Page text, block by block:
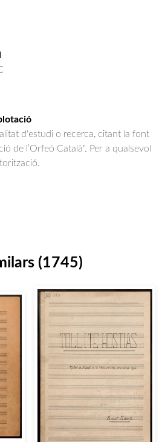
d'estudi o recerca, citant la font
de l’Orfeó Català". Per a qualsevol
(1745)